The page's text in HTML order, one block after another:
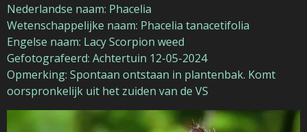
Nederlandse naam: Phacelia
Wetenschappelijke naam: Phacelia tanacetifolia
Engelse naam: Lacy Scorpion weed
Gefotografeerd: Achtertuin 12-05-2024
Opmerking: Spontaan ontstaan in plantenbak. Komt
oorspronkelijk uit het zuiden van de VS